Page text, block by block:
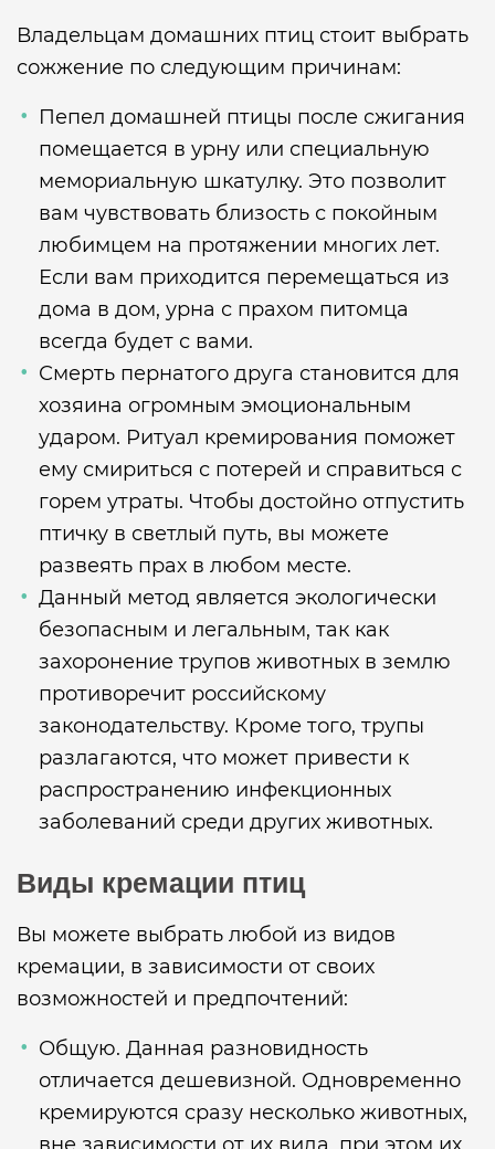
Владельцам домашних птиц стоит выбрать
сожжение по следующим причинам:
Пепел домашней птицы после сжигания
помещается в урну или специальную
мемориальную шкатулку. Это позволит
вам чувствовать близость с покойным
любимцем на протяжении многих лет.
Если вам приходится перемещаться из
дома в дом, урна с прахом питомца
всегда будет с вами.
Смерть пернатого друга становится для
хозяина огромным эмоциональным
ударом. Ритуал кремирования поможет
ему смириться с потерей и справиться с
горем утраты. Чтобы достойно отпустить
птичку в светлый путь, вы можете
развеять прах в любом месте.
Данный метод является экологически
безопасным и легальным, так как
захоронение трупов животных в землю
противоречит российскому
законодательству. Кроме того, трупы
разлагаются, что может привести к
распространению инфекционных
заболеваний среди других животных.
Виды кремации птиц
Вы можете выбрать любой из видов
кремации, в зависимости от своих
возможностей и предпочтений:
Общую. Данная разновидность
отличается дешевизной. Одновременно
кремируются сразу несколько животных,